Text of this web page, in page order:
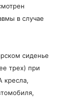
в случае
сиденье
трех) при
кресла,